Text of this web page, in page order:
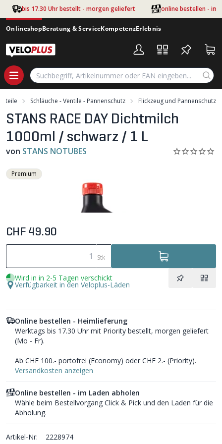
Zum Hauptinhalt springen
bis 17.30 Uhr bestellt - morgen geliefert online bestellen - im
OnlineshopBeratung & ServiceKompetenzErlebnis
Schläuche - Ventile - Pannenschutz Flickzeug und Pannenschutz
STANS RACE DAY Dichtmilch
1000ml / schwarz / 1 L
von STANS NOTUBES
Premium
CHF 49.90
Stk
Wird in in 2-5 Tagen verschickt
Verfügbarkeit in den Veloplus-Läden
Online bestellen - Heimlieferung
Werktags bis 17.30 Uhr mit Priority bestellt, morgen geliefert
(Mo - Fr).
Ab CHF 100.- portofrei (Economy) oder CHF 2.- (Priority).
Versandkosten anzeigen
Online bestellen - im Laden abholen
Wähle beim Bestellvorgang Click & Pick und den Laden für die
Abholung.
Artikel-Nr: 2228974